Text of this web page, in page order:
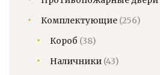
Комплектующие (256)
Короб (38)
Наличники (43)